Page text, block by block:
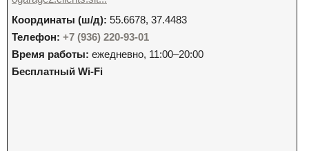
Координаты (ш/д): 55.6678, 37.4483
Телефон: +7 (936) 220-93-01
Время работы: ежедневно, 11:00–20:00
Бесплатный Wi-Fi